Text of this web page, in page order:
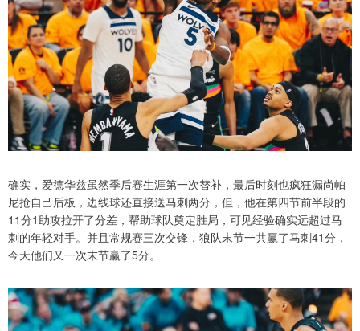
确实，爱德华兹虽然季后赛生涯第一次替补，最后时刻也疯狂漏尚帕
尼抢自己后板，边线球还直接送马刺两分，但，他在第四节前半段的
11分1助攻拉开了分差，帮助球队奠定胜局，可见经验确实远超过马
刺的年轻对手。并且常规赛三次交锋，狼队末节一共赢了马刺41分，
今天他们又一次末节赢了5分。